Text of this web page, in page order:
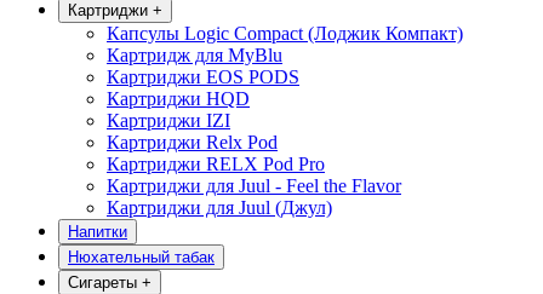
Картриджи +
Капсулы Logic Compact (Лоджик Компакт)
Картридж для MyBlu
Картриджи EOS PODS
Картриджи HQD
Картриджи IZI
Картриджи Relx Pod
Картриджи RELX Pod Pro
Картриджи для Juul - Feel the Flavor
Картриджи для Juul (Джул)
Напитки
Нюхательный табак
Сигареты +